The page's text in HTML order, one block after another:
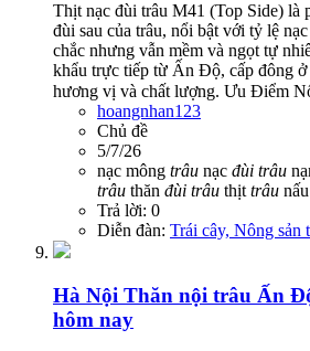
Thịt nạc đùi trâu M41 (Top Side) là
đùi sau của trâu, nổi bật với tỷ lệ
chắc nhưng vẫn mềm và ngọt tự
khẩu trực tiếp từ Ấn Độ, cấp đông ở
hương vị và chất lượng. Ưu Điểm
hoangnhan123
Chủ đề
5/7/26
nạc mông trâu nạc đùi trâu
trâu thăn đùi trâu thịt trâu
Trả lời: 0
Diễn đàn: Trái cây, Nông sản
Hà Nội Thăn nội trâu Ấn
hôm nay